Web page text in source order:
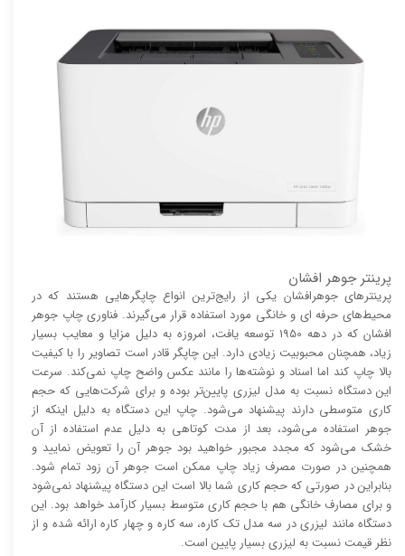
پرینتر جوهر افشان
پرینتر‌های جوهرافشان یکی از رایج‌ترین انواع چاپگر‌هایی هستند که در
محیط‌های حرفه ای و خانگی مورد استفاده قرار می‌گیرند. فناوری چاپ جوهر
افشان که در دهه 1950 توسعه یافت، امروزه به دلیل مزایا و معایب بسیار
زیاد، همچنان محبوبیت زیادی دارد. این چاپگر قادر است تصاویر را با کیفیت
بالا چاپ کند اما اسناد و نوشته‌ها را مانند عکس واضح چاپ نمی‌کند. سرعت
این دستگاه نسبت به مدل لیزری پایین‌تر بوده و برای شرکت‌هایی که حجم
کاری متوسطی دارند پیشنهاد می‌شود. چاپ این دستگاه به دلیل اینکه از
جوهر استفاده می‌شود، بعد از مدت کوتاهی به دلیل عدم استفاده از آن
خشک می‌شود که مجدد مجبور خواهید بود جوهر آن را تعویض نمایید و
همچنین در صورت مصرف زیاد چاپ ممکن است جوهر آن زود تمام شود.
بنابراین در صورتی که حجم کاری شما بالا است این دستگاه پیشنهاد نمی‌شود
و برای مصارف خانگی هم با حجم کاری متوسط بسیار کارآمد خواهد بود. این
دستگاه مانند لیزری در سه مدل تک کاره، سه کاره و چهار کاره ارائه شده و از
نظر قیمت نسبت به لیزری بسیار پایین است.